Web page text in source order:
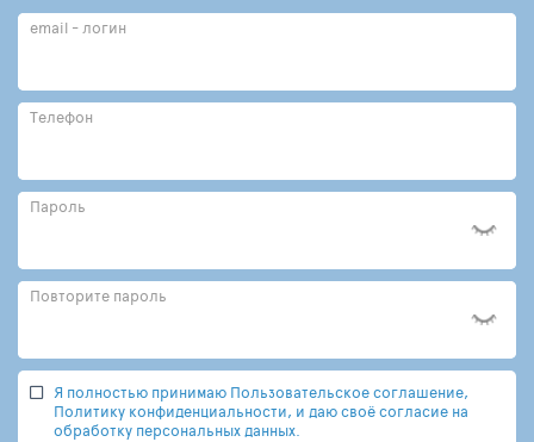
email - логин
Телефон
Пароль
Повторите пароль
Я полностью принимаю Пользовательское соглашение,
Политику конфиденциальности, и даю своё согласие на
обработку персональных данных.